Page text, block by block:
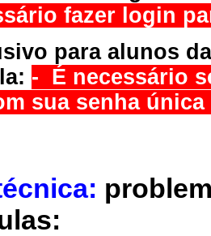
fazer login
para alunos
- É necessário
sua senha